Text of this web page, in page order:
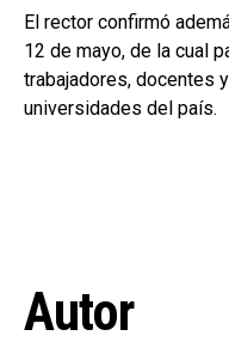
El rector confirmó
12 de mayo, de la cual
trabajadores, docentes
universidades del país.
Autor